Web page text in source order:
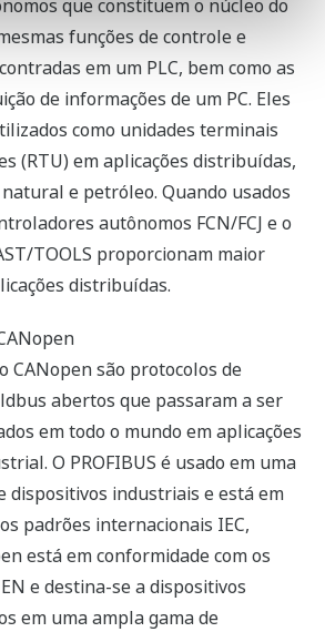
que constituem o núcleo do
funções de controle e
em um PLC, bem como as
de informações de um PC. Eles
como unidades terminais
(RTU) em aplicações distribuídas,
natural e petróleo. Quando usados
autônomos FCN/FCJ e o
TOOLS proporcionam maior
distribuídas.
CANopen são protocolos de
abertos que passaram a ser
em todo o mundo em aplicações
O PROFIBUS é usado em uma
dispositivos industriais e está em
padrões internacionais IEC,
está em conformidade com os
e destina-se a dispositivos
em uma ampla gama de